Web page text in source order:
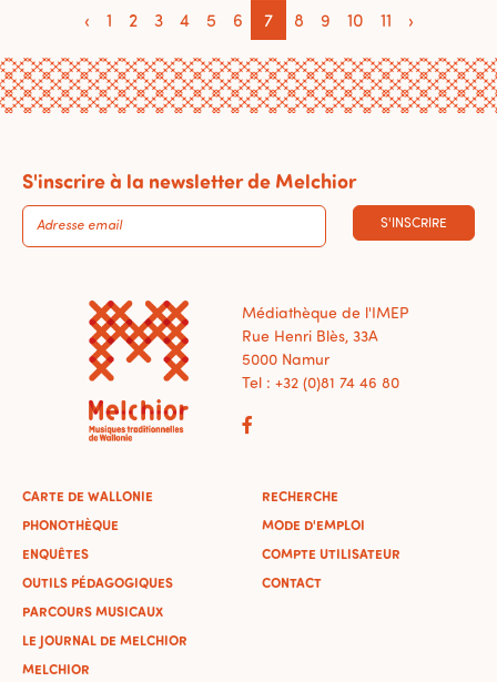
‹ 1 2 3 4 5 6 7 8 9 10 11 ›
S'inscrire à la newsletter de Melchior
S'INSCRIRE
Médiathèque de l'IMEP
Rue Henri Blès, 33A
5000 Namur
Tel : +32 (0)81 74 46 80
CARTE DE WALLONIE
PHONOTHÈQUE
ENQUÊTES
OUTILS PÉDAGOGIQUES
PARCOURS MUSICAUX
LE JOURNAL DE MELCHIOR
MELCHIOR
RECHERCHE
MODE D'EMPLOI
COMPTE UTILISATEUR
CONTACT